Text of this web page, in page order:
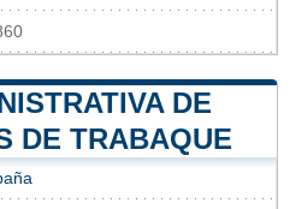
DE
DE TRABAQUE